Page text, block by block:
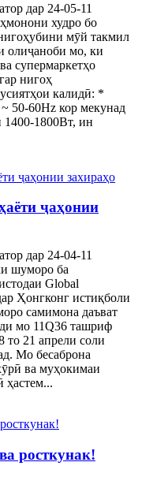
дар 24-05-11
худро бо
мӯй такмил
олиҷаноби мо, ки
супермаркетҳо
нигоҳ
калидӣ: *
50-60Hz кор мекунад
1400-1800Вт, ин
ҷаҳонии
дар 24-04-11
шуморо ба
Global
Ҳонгконг истиқболи
самимона даъват
мо 11Q36 ташриф
то 21 апрели соли
Мо бесаброна
ва муҳокимаи
ҳастем...
росткунак!